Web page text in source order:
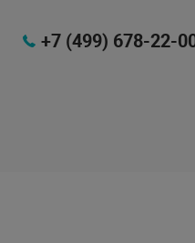
+7 (499) 678-22-